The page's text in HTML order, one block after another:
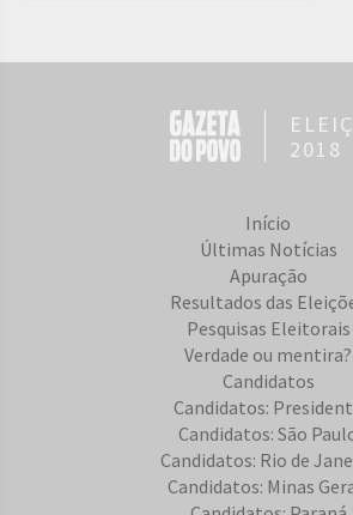
2018
Início
Últimas Notícias
Apuração
Resultados das
Pesquisas Eleitorais
Verdade ou mentira?
Candidatos
Candidatos:
Candidatos: São
Candidatos: Rio de
Candidatos: Minas